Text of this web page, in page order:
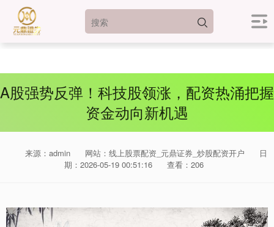
A股强势反弹！科技股领涨，配资热涌把握
资金动向新机遇
来源：admin 网站：线上股票配资_元鼎证券_炒股配资开户
日
期：2026-05-19 00:51:16
查看：206